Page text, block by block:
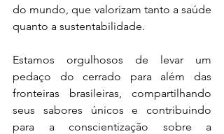
do mundo, que valorizam tanto a saúde
quanto a sustentabilidade.
Estamos orgulhosos de levar um
pedaço do cerrado para além das
fronteiras brasileiras, compartilhando
seus sabores únicos e contribuindo
para a conscientização sobre a